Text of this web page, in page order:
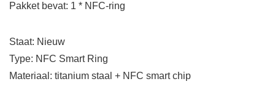
Pakket bevat: 1 * NFC-ring
Staat: Nieuw
Type: NFC Smart Ring
Materiaal: titanium staal + NFC smart chip